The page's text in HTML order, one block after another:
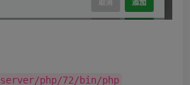
server/php/72/bin/php